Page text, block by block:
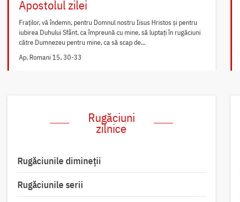
Apostolul zilei
Fraților, vă îndemn, pentru Domnul nostru Iisus Hristos și pentru
iubirea Duhului Sfânt, ca împreună cu mine, să luptați în rugăciuni
către Dumnezeu pentru mine, ca să scap de...
Ap. Romani 15, 30-33
Rugăciuni
zilnice
Rugăciunile dimineții
Rugăciunile serii